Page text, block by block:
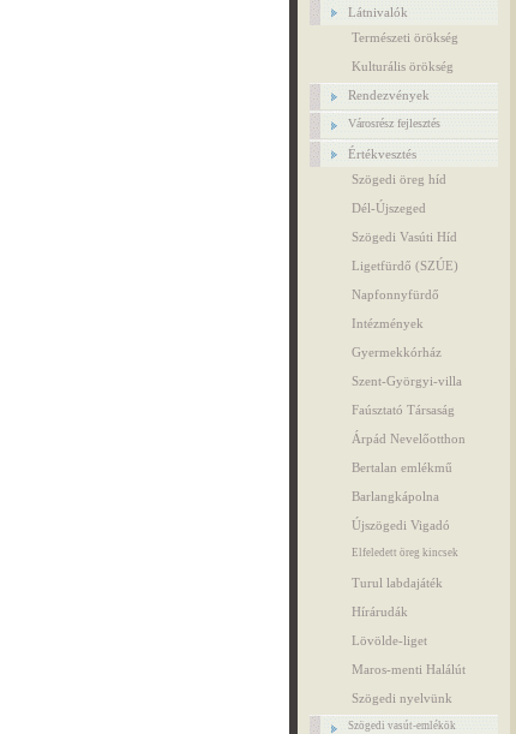
Látnivalók
Természeti örökség
Kulturális örökség
Rendezvények
Városrész fejlesztés
Értékvesztés
Szögedi öreg híd
Dél-Újszeged
Szögedi Vasúti Híd
Ligetfürdő (SZÚE)
Napfonnyfürdő
Intézmények
Gyermekkórház
Szent-Györgyi-villa
Faúsztató Társaság
Árpád Nevelőotthon
Bertalan emlékmű
Barlangkápolna
Újszögedi Vigadó
Elfeledett öreg kincsek
Turul labdajáték
Hírárudák
Lövölde-liget
Maros-menti Halálút
Szögedi nyelvünk
Szögedi vasút-emlékök